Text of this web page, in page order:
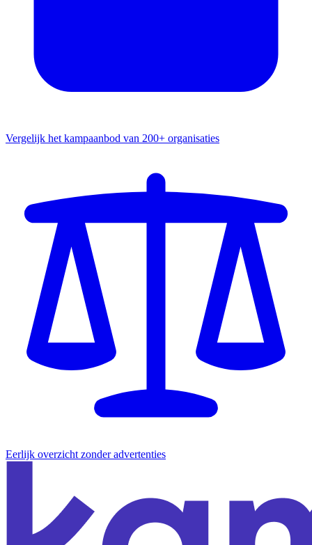
Vergelijk het kampaanbod van 200+ organisaties
Eerlijk overzicht zonder advertenties